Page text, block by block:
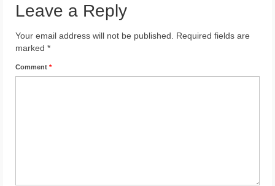
Leave a Reply
Your email address will not be published.
Required fields are
marked *
Comment *